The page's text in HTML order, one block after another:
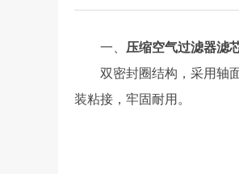
一、 压缩空气过滤器滤
双密封圈结构，采用轴面
装粘接，牢固耐用。